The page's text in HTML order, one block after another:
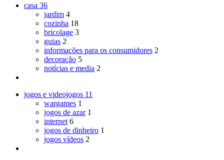
casa 36
jardim 4
cozinha 18
bricolage 3
guias 2
informações para os consumidores 2
decoração 5
notícias e media 2
jogos e videojogos 11
wargames 1
jogos de azar 1
internet 6
jogos de dinheiro 1
jogos vídeos 2